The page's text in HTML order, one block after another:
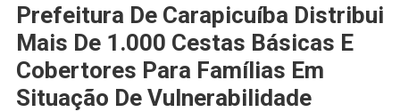
Prefeitura De Carapicuíba Distribui
Mais De 1.000 Cestas Básicas E
Cobertores Para Famílias Em
Situação De Vulnerabilidade